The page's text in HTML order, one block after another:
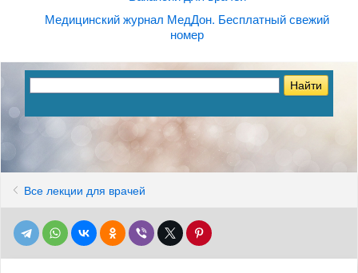
Медицинский журнал МедДон. Бесплатный свежий
номер
Все лекции для врачей